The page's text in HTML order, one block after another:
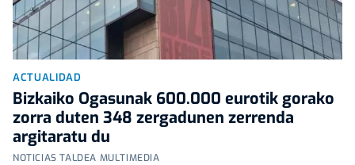
ACTUALIDAD
Bizkaiko Ogasunak 600.000 eurotik gorako
zorra duten 348 zergadunen zerrenda
argitaratu du
NOTICIAS TALDEA MULTIMEDIA